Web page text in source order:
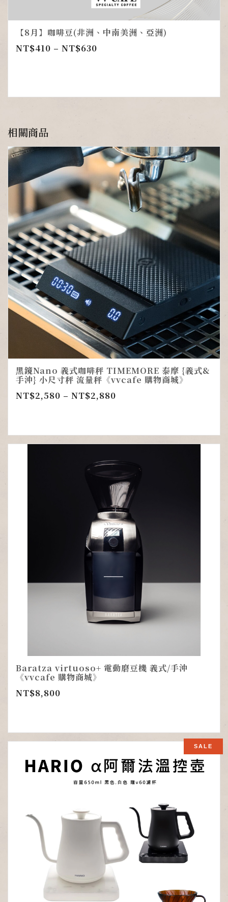
【8月】咖啡豆(非洲、中南美洲、亞洲)
NT$410 – NT$630
相關商品
黑鏡Nano 義式咖啡秤 TIMEMORE 泰摩 {義式&
手沖} 小尺寸秤 流量秤《vvcafe 購物商城》
NT$2,580 – NT$2,880
Baratza virtuoso+ 電動磨豆機 義式/手沖
《vvcafe 購物商城》
NT$8,800
SALE